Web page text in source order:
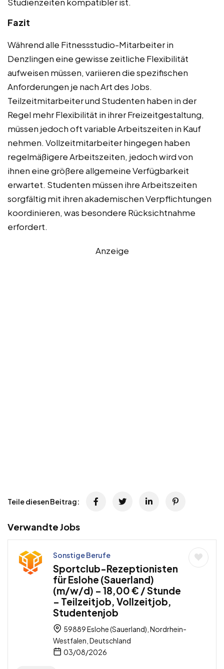
Fazit
Während alle Fitnessstudio-Mitarbeiter in
Denzlingen eine gewisse zeitliche Flexibilität
aufweisen müssen, variieren die spezifischen
Anforderungen je nach Art des Jobs.
Teilzeitmitarbeiter und Studenten haben in der
Regel mehr Flexibilität in ihrer Freizeitgestaltung,
müssen jedoch oft variable Arbeitszeiten in Kauf
nehmen. Vollzeitmitarbeiter hingegen haben
regelmäßigere Arbeitszeiten, jedoch wird von
ihnen eine größere allgemeine Verfügbarkeit
erwartet. Studenten müssen ihre Arbeitszeiten
sorgfältig mit ihren akademischen Verpflichtungen
koordinieren, was besondere Rücksichtnahme
erfordert.
Anzeige
Teile diesen Beitrag:
Verwandte Jobs
Sonstige Berufe
Sportclub-Rezeptionisten
für Eslohe (Sauerland)
(m/w/d) – 18,00 € / Stunde
– Teilzeitjob, Vollzeitjob,
Studentenjob
59889 Eslohe (Sauerland), Nordrhein-
Westfalen, Deutschland
03/08/2026